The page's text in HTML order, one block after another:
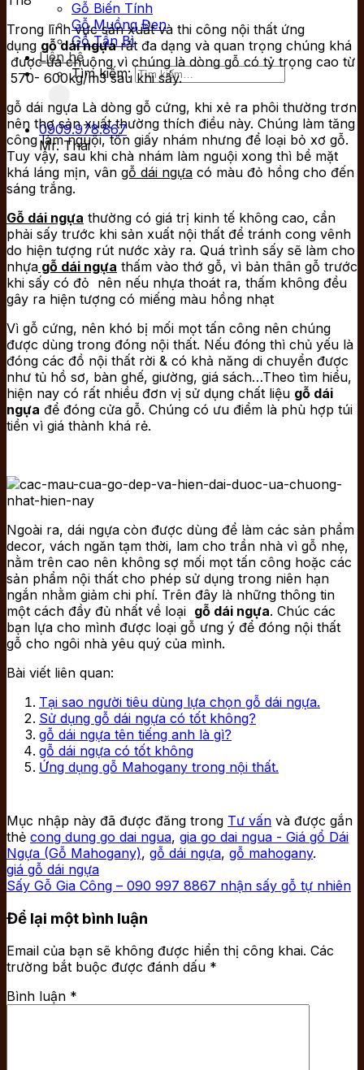
Gỗ Biến Tính
Gỗ Muồng Đen
Gỗ Tần Bì
Liên hệ
Tìm kiếm:
0909.978.867
Mr. Thái
Trong lĩnh vực sản xuất và thi công nội thất ứng
dụng gỗ dái ngựarất đa dạng và quan trọng chúng khá
được ưa chuộng vì chúng là dòng gỗ có tỷ trọng cao từ
570- 600kg/m3 sau khi sấy.
gỗ dái ngựa Là dòng gỗ cứng, khi xẻ ra phôi thường trơn
nên thợ sản xuất thường thích điều này. Chúng làm tăng
công làm nguội, tốn giấy nhám nhưng để loại bỏ xơ gỗ.
Tuy vậy, sau khi chà nhám làm nguội xong thì bề mặt
khá láng mịn, vân gỗ dái ngựa có màu đỏ hồng cho đến
sáng trắng.
Gỗ dái ngựa thường có giá trị kinh tế không cao, cần
phải sấy trước khi sản xuất nội thất để tránh cong vênh
do hiện tượng rút nước xảy ra. Quá trình sấy sẽ làm cho
nhựa gỗ dái ngựa thấm vào thớ gỗ, vì bản thân gỗ trước
khi sấy có đỏ nên nếu nhựa thoát ra, thấm không đều
gây ra hiện tượng có miếng màu hồng nhạt
Vì gỗ cứng, nên khó bị mối mọt tấn công nên chúng
được dùng trong đóng nội thất. Nếu đóng thì chủ yếu là
đóng các đồ nội thất rời & có khả năng di chuyển được
như tủ hồ sơ, bàn ghế, giường, giá sách…Theo tìm hiểu,
hiện nay có rất nhiều đơn vị sử dụng chất liệu gỗ dái
ngựa để đóng cửa gỗ. Chúng có ưu điểm là phù hợp túi
tiền vì giá thành khá rẻ.
Ngoài ra, dái ngựa còn được dùng để làm các sản phẩm
decor, vách ngăn tạm thời, lam cho trần nhà vì gỗ nhẹ,
nằm trên cao nên không sợ mối mọt tấn công hoặc các
sản phẩm nội thất cho phép sử dụng trong niên hạn
ngắn nhằm giảm chi phí. Trên đây là những thông tin
một cách đầy đủ nhất về loại gỗ dái ngựa. Chúc các
bạn lựa cho mình được loại gỗ ưng ý để đóng nội thất
gỗ cho ngôi nhà yêu quý của mình.
Bài viết liên quan:
Tại sao người tiêu dùng lựa chọn gỗ dái ngựa.
Sử dụng gỗ dái ngựa có tốt không?
gỗ dái ngựa tên tiếng anh là gì?
gỗ dái ngựa có tốt không
Ứng dụng gỗ Mahogany trong nội thất.
Mục nhập này đã được đăng trong Tư vấn và được gắn
thẻ cong dung go dai ngua, gia go dai ngua - Giá gổ Dái
Ngựa (Gỗ Mahogany), gỗ dái ngựa, gỗ mahogany.
giá gỗ dái ngựa
Sấy Gỗ Gia Công – 090 997 8867 nhận sấy gỗ tự nhiên
Để lại một bình luận
Email của bạn sẽ không được hiển thị công khai. Các
trường bắt buộc được đánh dấu *
Bình luận *